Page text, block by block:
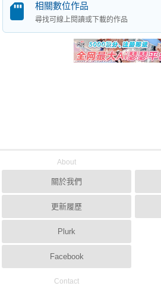
相關數位作品
尋找可線上閱讀或下載的作品
About
關於我們
更新履歷
Plurk
Facebook
Contact